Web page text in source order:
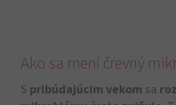
Ako sa mení črevný
S pribúdajúcim vekom sa